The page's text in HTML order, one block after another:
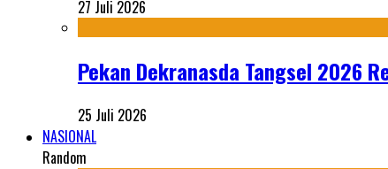
27 Juli 2026
Pekan Dekranasda Tangsel 2026
25 Juli 2026
NASIONAL
Random